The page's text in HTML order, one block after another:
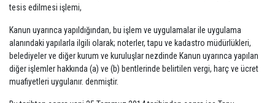
tesis edilmesi işlemi,
Kanun uyarınca yapıldığından, bu işlem ve uygulamalar ile uygulama
alanındaki yapılarla ilgili olarak; noterler, tapu ve kadastro müdürlükleri,
belediyeler ve diğer kurum ve kuruluşlar nezdinde Kanun uyarınca yapılan
diğer işlemler hakkında (a) ve (b) bentlerinde belirtilen vergi, harç ve ücret
muafiyetleri uygulanır. denmiştir.